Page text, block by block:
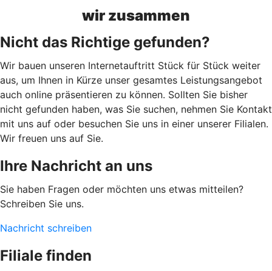
wir zusammen
Nicht das Richtige gefunden?
Wir bauen unseren Internetauftritt Stück für Stück weiter
aus, um Ihnen in Kürze unser gesamtes Leistungsangebot
auch online präsentieren zu können. Sollten Sie bisher
nicht gefunden haben, was Sie suchen, nehmen Sie Kontakt
mit uns auf oder besuchen Sie uns in einer unserer Filialen.
Wir freuen uns auf Sie.
Ihre Nachricht an uns
Sie haben Fragen oder möchten uns etwas mitteilen?
Schreiben Sie uns.
Nachricht schreiben
Filiale finden